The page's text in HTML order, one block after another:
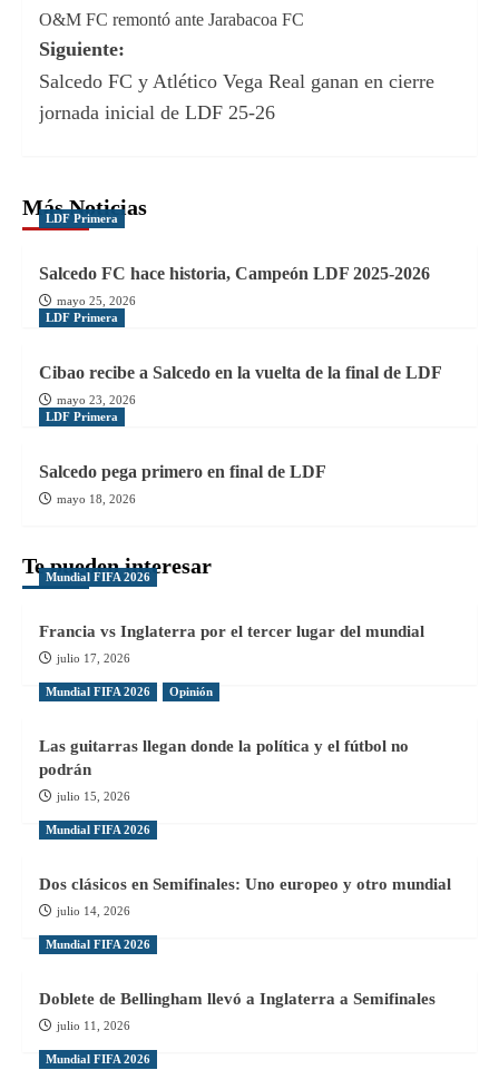
de
entradas
O&M FC remontó ante Jarabacoa FC
Siguiente:
Salcedo FC y Atlético Vega Real ganan en cierre
jornada inicial de LDF 25-26
Más Noticias
LDF Primera
Salcedo FC hace historia, Campeón LDF 2025-2026
mayo 25, 2026
LDF Primera
Cibao recibe a Salcedo en la vuelta de la final de LDF
mayo 23, 2026
LDF Primera
Salcedo pega primero en final de LDF
mayo 18, 2026
Te pueden interesar
Mundial FIFA 2026
Francia vs Inglaterra por el tercer lugar del mundial
julio 17, 2026
Mundial FIFA 2026 Opinión
Las guitarras llegan donde la política y el fútbol no
podrán
julio 15, 2026
Mundial FIFA 2026
Dos clásicos en Semifinales: Uno europeo y otro mundial
julio 14, 2026
Mundial FIFA 2026
Doblete de Bellingham llevó a Inglaterra a Semifinales
julio 11, 2026
Mundial FIFA 2026